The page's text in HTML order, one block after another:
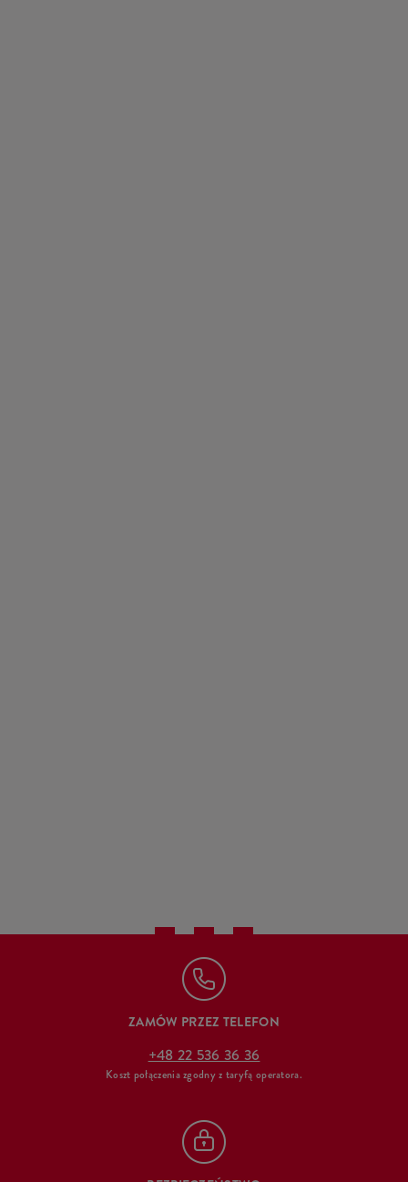
ZAMÓW PRZEZ TELEFON
+48 22 536 36 36
Koszt połączenia zgodny z taryfą operatora.